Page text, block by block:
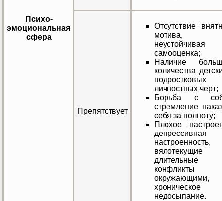
Психо-
эмоциональная
сфера
Препятствует
Отсутствие
мотива,
неустойчивая
самооценка;
Наличие
количества
подростковых
личностных черт;
Борьба с
стремление
себя за полноту;
Плохое
депрессивная
настроенность,
вялотекущие
длительные
окружающими,
хроническое
недосыпание.